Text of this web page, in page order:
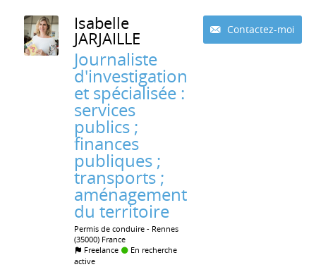
Isabelle
JARJAILLE
Journaliste
d'investigation
et spécialisée :
services
publics ;
finances
publiques ;
transports ;
aménagement
du territoire
Permis de conduire Rennes
(35000) France
Freelance
En recherche
active
Contactez-moi